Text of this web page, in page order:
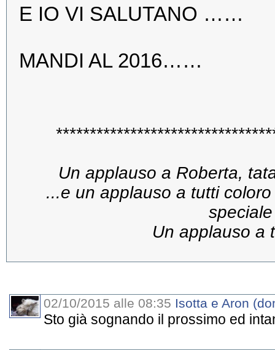
E IO VI SALUTANO ……
MANDI AL 2016……
Un applauso a Roberta,
...e un applauso a tutti
Un applauso a
02/10/2015 alle 08:35 Isotta e Aron
Sto già sognando il prossimo ed